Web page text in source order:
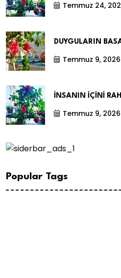
Temmuz 24,
DUYGULARIN
Temmuz 9, 2026
İNSANIN İÇİNİ
Temmuz 9, 2026
Popular Tags